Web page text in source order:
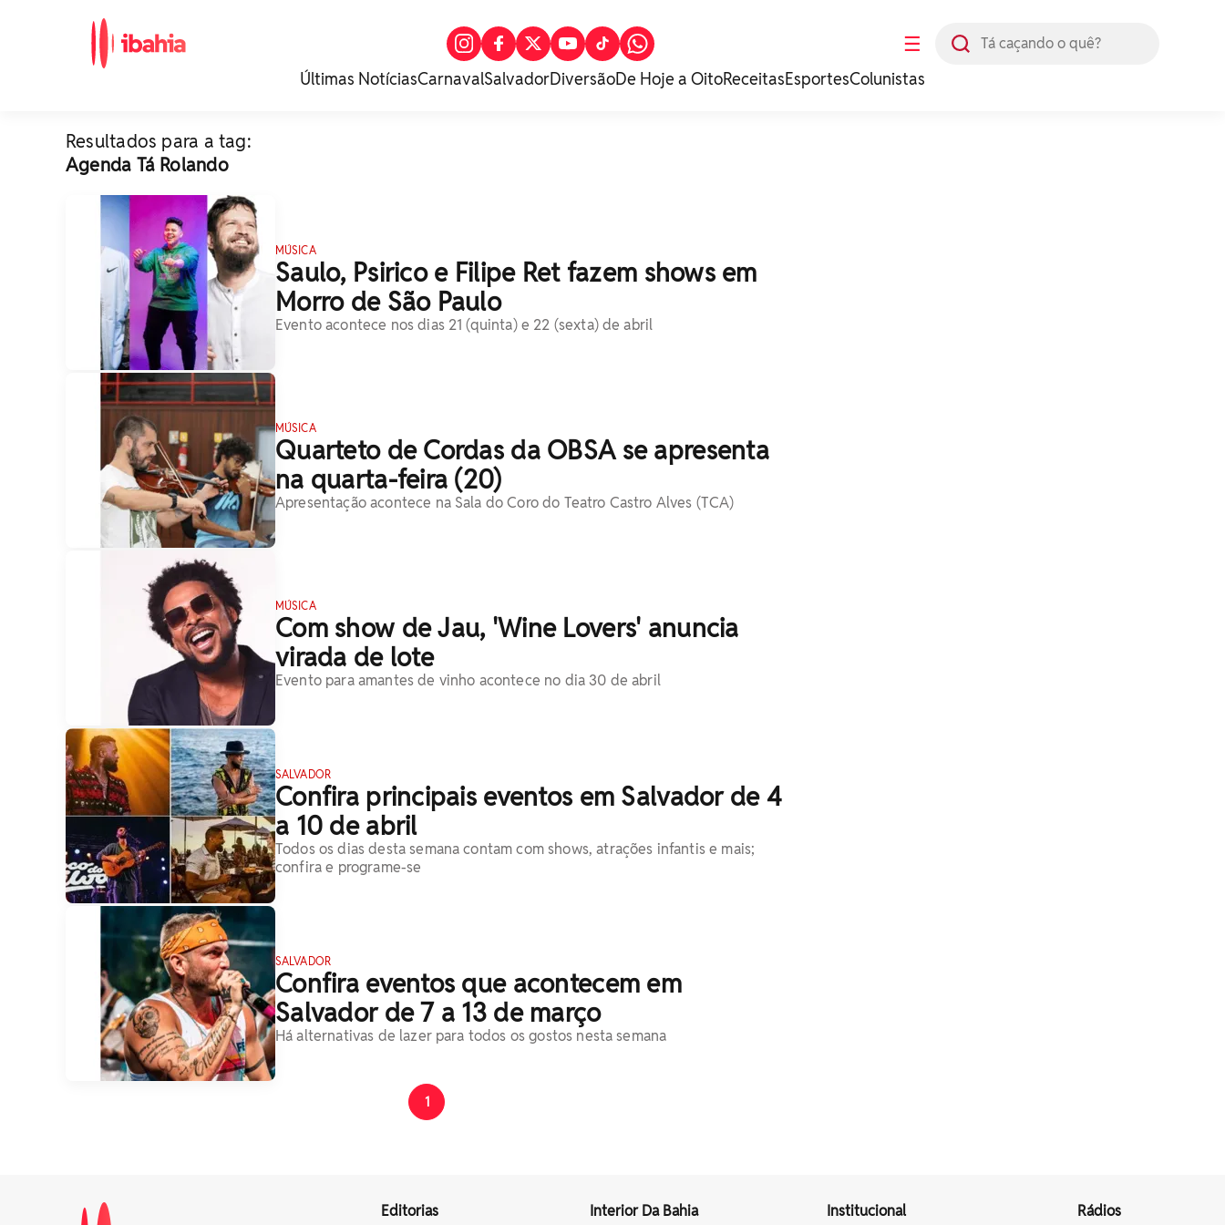
☰
Últimas NotíciasCarnavalSalvadorDiversãoDe Hoje a OitoReceitasEsportesColunistas
Resultados para a tag:
Agenda Tá Rolando
MÚSICA
Saulo, Psirico e Filipe Ret fazem shows em
Morro de São Paulo
Evento acontece nos dias 21 (quinta) e 22 (sexta) de abril
MÚSICA
Quarteto de Cordas da OBSA se apresenta
na quarta-feira (20)
Apresentação acontece na Sala do Coro do Teatro Castro Alves (TCA)
MÚSICA
Com show de Jau, 'Wine Lovers' anuncia
virada de lote
Evento para amantes de vinho acontece no dia 30 de abril
SALVADOR
Confira principais eventos em Salvador de 4
a 10 de abril
Todos os dias desta semana contam com shows, atrações infantis e mais;
confira e programe-se
SALVADOR
Confira eventos que acontecem em
Salvador de 7 a 13 de março
Há alternativas de lazer para todos os gostos nesta semana
1
Editorias
Interior Da Bahia
Institucional
Rádios